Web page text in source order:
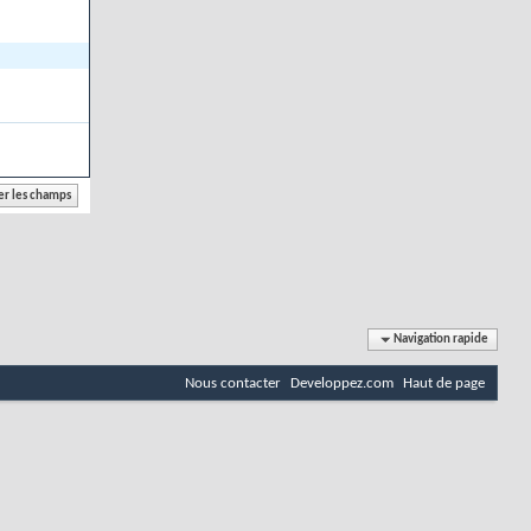
Navigation rapide
Nous contacter Developpez.com Haut de page